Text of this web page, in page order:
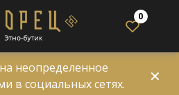
0
неопределенное
в социальных сетях.
✕